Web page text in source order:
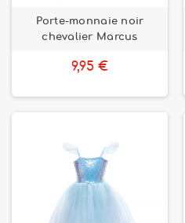
Porte-monnaie noir
chevalier Marcus
9,95 €